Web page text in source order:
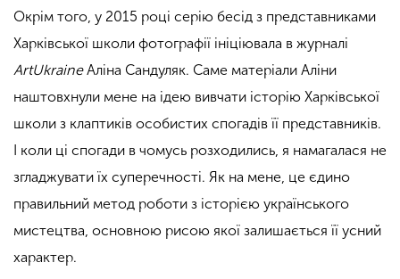
Окрім того, у 2015 році серію бесід з представниками
Харківської школи фотографії ініціювала в журналі
ArtUkraineАліна Сандуляк. Саме матеріали Аліни
наштовхнули мене на ідею вивчати історію Харківської
школи з клаптиків особистих спогадів її представників.
І коли ці спогади в чомусь розходились, я намагалася не
згладжувати їх суперечності. Як на мене, це єдино
правильний метод роботи з історією українського
мистецтва, основною рисою якої залишається її усний
характер.